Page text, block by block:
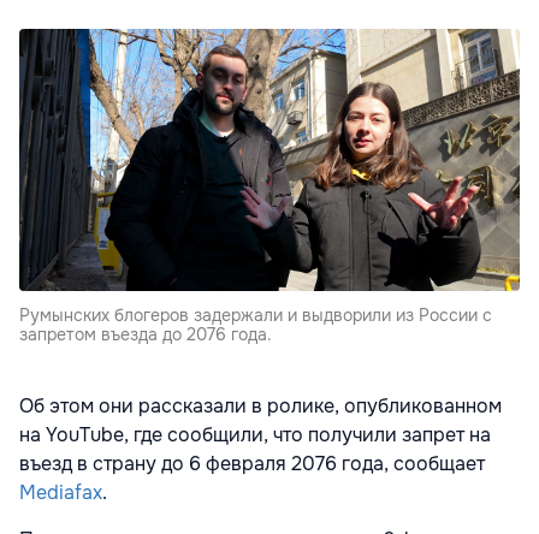
Румынских блогеров задержали и выдворили из России с
запретом въезда до 2076 года.
Об этом они рассказали в ролике, опубликованном
на YouTube, где сообщили, что получили запрет на
въезд в страну до 6 февраля 2076 года, сообщает
Mediafaх.